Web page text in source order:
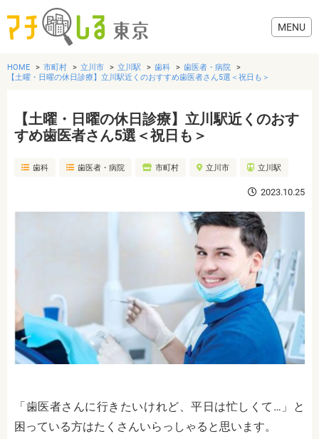
グルメ
美容・健康
歯医者・病院
HOME 市町村 立川市 立川駅 歯科
歯医者・病院
【土曜・日曜の休日診療】立川駅近くのおすすめ歯医者さん5選＜祝日も＞
【土曜・日曜の休日診療】立川駅近くのおす
すめ歯医者さん5選＜祝日も＞
歯科 歯医者・病院 市町村 立川市 立川駅
2023.10.25
「歯医者さんに行きたいけれど、平日は忙しくて…」と
困っている方はたくさんいらっしゃると思います。